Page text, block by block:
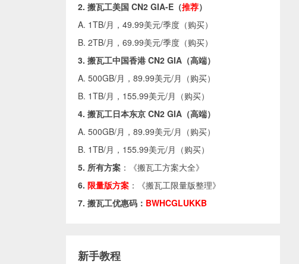
2. 搬瓦工美国 CN2 GIA-E（推荐）
A. 1TB/月，49.99美元/季度（购买）
B. 2TB/月，69.99美元/季度（购买）
3. 搬瓦工中国香港 CN2 GIA（高端）
A. 500GB/月，89.99美元/月（购买）
B. 1TB/月，155.99美元/月（购买）
4. 搬瓦工日本东京 CN2 GIA（高端）
A. 500GB/月，89.99美元/月（购买）
B. 1TB/月，155.99美元/月（购买）
5. 所有方案 ：《搬瓦工方案大全》
6. 限量版方案 ：《搬瓦工限量版整理》
7. 搬瓦工优惠码： BWHCGLUKKB
新手教程